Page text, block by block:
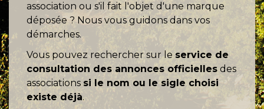
association ou s'il fait l'objet d'une marque
déposée ? Nous vous guidons dans vos
démarches.
Vous pouvez rechercher sur le service de
consultation des annonces officielles des
associations si le nom ou le sigle choisi
existe déjà.